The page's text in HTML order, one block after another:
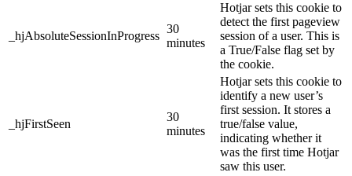
_hjAbsoluteSessionInProgress
30
minutes
Hotjar sets this cookie to
detect the first pageview
session of a user. This is
a True/False flag set by
the cookie.
_hjFirstSeen
30
minutes
Hotjar sets this cookie to
identify a new user’s
first session. It stores a
true/false value,
indicating whether it
was the first time Hotjar
saw this user.